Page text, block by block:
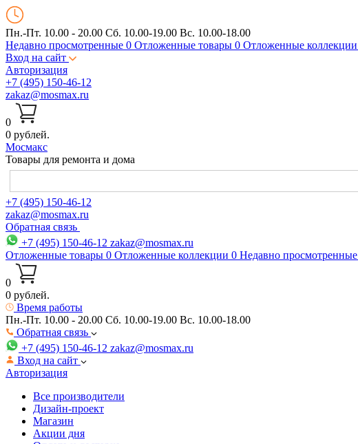
Пн.-Пт. 10.00 - 20.00 Сб. 10.00-19.00 Вс. 10.00-18.00
Недавно просмотренные 0 Отложенные товары 0 Отложенные коллекции
Вход на сайт
Авторизация
+7 (495) 150-46-12
zakaz@mosmax.ru
0
0 рублей.
Мосмакс
Товары для ремонта и дома
+7 (495) 150-46-12
zakaz@mosmax.ru
Обратная связь
+7 (495) 150-46-12 zakaz@mosmax.ru
Отложенные товары 0 Отложенные коллекции 0 Недавно просмотренные
0
0 рублей.
Время работы
Пн.-Пт. 10.00 - 20.00 Сб. 10.00-19.00 Вс. 10.00-18.00
Обратная связь
+7 (495) 150-46-12 zakaz@mosmax.ru
Вход на сайт
Авторизация
Все производители
Дизайн-проект
Магазин
Акции дня